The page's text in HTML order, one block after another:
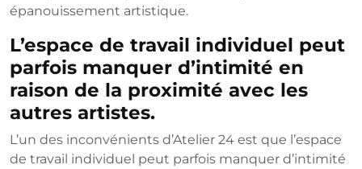
épanouissement artistique.
L’espace de travail individuel peut
parfois manquer d’intimité en
raison de la proximité avec les
autres artistes.
L’un des inconvénients d’Atelier 24 est que l’espace
de travail individuel peut parfois manquer d’intimité